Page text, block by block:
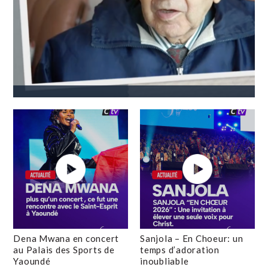
Dena Mwana en concert
au Palais des Sports de
Yaoundé
Sanjola – En Choeur: un
temps d’adoration
inoubliable